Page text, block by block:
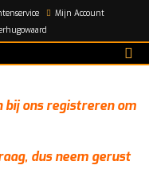
Mijn Account
bij ons registreren om
dus neem gerust